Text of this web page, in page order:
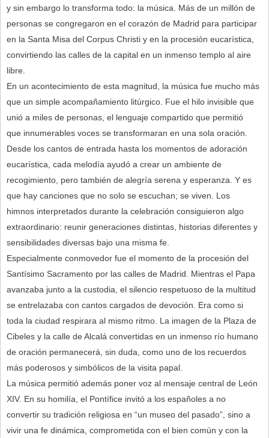
y sin embargo lo transforma todo: la música. Más de un millón de
personas se congregaron en el corazón de Madrid para participar
en la Santa Misa del Corpus Christi y en la procesión eucarística,
convirtiendo las calles de la capital en un inmenso templo al aire
libre.
En un acontecimiento de esta magnitud, la música fue mucho más
que un simple acompañamiento litúrgico. Fue el hilo invisible que
unió a miles de personas, el lenguaje compartido que permitió
que innumerables voces se transformaran en una sola oración.
Desde los cantos de entrada hasta los momentos de adoración
eucarística, cada melodía ayudó a crear un ambiente de
recogimiento, pero también de alegría serena y esperanza. Y es
que hay canciones que no solo se escuchan; se viven. Los
himnos interpretados durante la celebración consiguieron algo
extraordinario: reunir generaciones distintas, historias diferentes y
sensibilidades diversas bajo una misma fe.
Especialmente conmovedor fue el momento de la procesión del
Santísimo Sacramento por las calles de Madrid. Mientras el Papa
avanzaba junto a la custodia, el silencio respetuoso de la multitud
se entrelazaba con cantos cargados de devoción. Era como si
toda la ciudad respirara al mismo ritmo. La imagen de la Plaza de
Cibeles y la calle de Alcalá convertidas en un inmenso río humano
de oración permanecerá, sin duda, como uno de los recuerdos
más poderosos y simbólicos de la visita papal.
La música permitió además poner voz al mensaje central de León
XIV. En su homilía, el Pontífice invitó a los españoles a no
convertir su tradición religiosa en “un museo del pasado”, sino a
vivir una fe dinámica, comprometida con el bien común y con la